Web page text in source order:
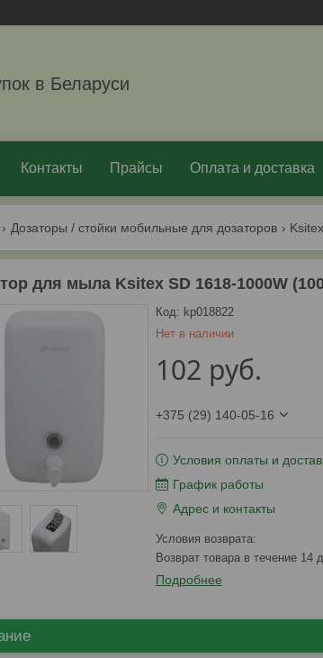
в Беларуси
Контакты Прайсы Оплата и доставка
Дозаторы / стойки мобильные для дозаторов Ksitex
для мыла Ksitex SD 1618-1000W
Нет в наличии
Код: kp018822
102 руб.
+375 (29) 140-05-16
Условия оплаты и
График работы
Адрес и контакты
возврат товара в течение 14
Подробнее